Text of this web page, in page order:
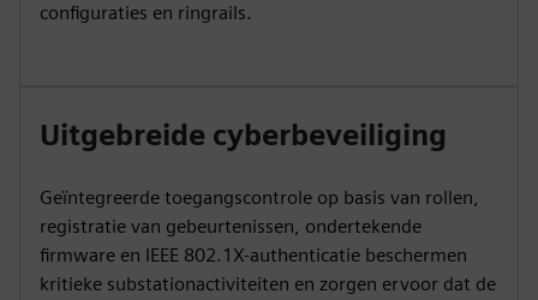
configuraties en ringrails.
Uitgebreide cyberbeveiliging
Geïntegreerde toegangscontrole op basis van rollen,
registratie van gebeurtenissen, ondertekende
firmware en IEEE 802.1X-authenticatie beschermen
kritieke substationactiviteiten en zorgen ervoor dat de